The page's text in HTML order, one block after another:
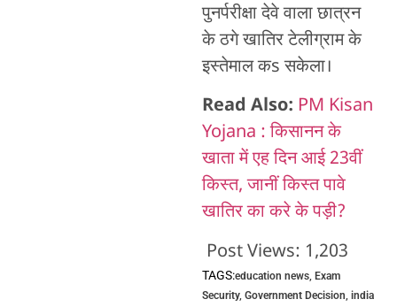
पुनर्परीक्षा देवे वाला छात्रन
के ठगे खातिर टेलीग्राम के
इस्तेमाल कs सकेला।
Read Also: PM Kisan
Yojana : किसानन के
खाता में एह दिन आई 23वीं
किस्त, जानीं किस्त पावे
खातिर का करे के पड़ी?
Post Views: 1,203
TAGS:education news, Exam
Security, Government Decision india